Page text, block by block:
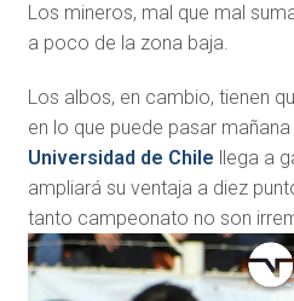
Los mineros, mal que mal
a poco de la zona baja.
Los albos, en cambio, tienen
en lo que puede pasar
Universidad de Chile llega a
ampliará su ventaja a diez
tanto campeonato no son